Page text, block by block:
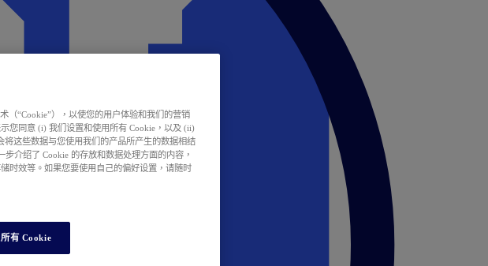
（“Cookie”），以使您的用户体验和我们的营销
示您同意 (i) 我们设置和使用所有 Cookie，以及 (ii)
这些数据与您使用我们的产品所产生的数据相结
步介绍了 Cookie 的存放和数据处理方面的内容，
时效等。如果您要使用自己的偏好设置，请随时
有 Cookie